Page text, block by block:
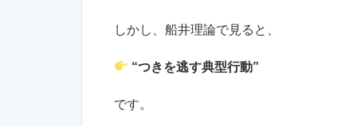
しかし、船井理論で見ると、
“つきを逃す典型行動”
です。